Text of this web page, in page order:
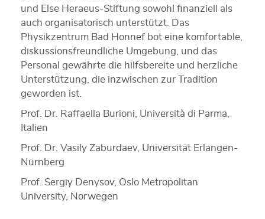
und Else Heraeus-Stiftung sowohl finanziell als
auch organisatorisch unterstützt. Das
Physikzentrum Bad Honnef bot eine komfortable,
diskussionsfreundliche Umgebung, und das
Personal gewährte die hilfsbereite und herzliche
Unterstützung, die inzwischen zur Tradition
geworden ist.
Prof. Dr. Raffaella Burioni, Università di Parma,
Italien
Prof. Dr. Vasily Zaburdaev, Universität Erlangen-
Nürnberg
Prof. Sergiy Denysov, Oslo Metropolitan
University, Norwegen